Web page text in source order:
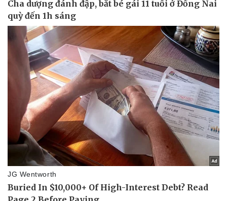
Thể thao
Bóng đá
Lịch thi đấu bóng đá
Thế giới thể thao
Hậu trường
Ô tô - Xe máy
Ô tô
Xe máy